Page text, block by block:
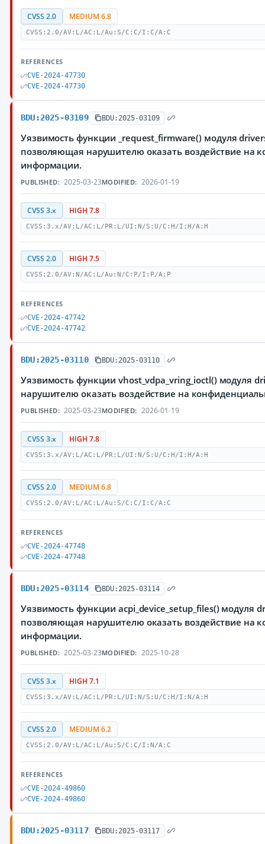
CVSS 2.0 MEDIUM 6.8
CVSS:2.0/AV:L/AC:L/Au:S/C:C/I:C/A:C
REFERENCES
CVE-2024-47730
CVE-2024-47730
BDU:2025-03109 BDU:2025-03109
Уязвимость функции _request_firmware() модуля
позволяющая нарушителю оказать воздействие на
информации.
PUBLISHED: 2025-03-23MODIFIED: 2026-01-19
CVSS 3.x HIGH 7.8
CVSS:3.x/AV:L/AC:L/PR:L/UI:N/S:U/C:H/I:H/A:H
CVSS 2.0 HIGH 7.5
CVSS:2.0/AV:N/AC:L/Au:N/C:P/I:P/A:P
REFERENCES
CVE-2024-47742
CVE-2024-47742
BDU:2025-03110 BDU:2025-03110
Уязвимость функции vhost_vdpa_vring_ioctl() модуля
нарушителю оказать воздействие на
PUBLISHED: 2025-03-23MODIFIED: 2026-01-19
CVSS 3.x HIGH 7.8
CVSS:3.x/AV:L/AC:L/PR:L/UI:N/S:U/C:H/I:H/A:H
CVSS 2.0 MEDIUM 6.8
CVSS:2.0/AV:L/AC:L/Au:S/C:C/I:C/A:C
REFERENCES
CVE-2024-47748
CVE-2024-47748
BDU:2025-03114 BDU:2025-03114
Уязвимость функции acpi_device_setup_files() модуля
позволяющая нарушителю оказать воздействие на
информации.
PUBLISHED: 2025-03-23MODIFIED: 2025-10-28
CVSS 3.x HIGH 7.1
CVSS:3.x/AV:L/AC:L/PR:L/UI:N/S:U/C:H/I:N/A:H
CVSS 2.0 MEDIUM 6.2
CVSS:2.0/AV:L/AC:L/Au:S/C:C/I:N/A:C
REFERENCES
CVE-2024-49860
CVE-2024-49860
BDU:2025-03117 BDU:2025-03117